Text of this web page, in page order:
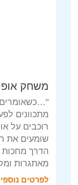
משחק
מתכוונים
רוכבים על
שומעים את
הדרך מחכות
מאתגרות
לפרטים